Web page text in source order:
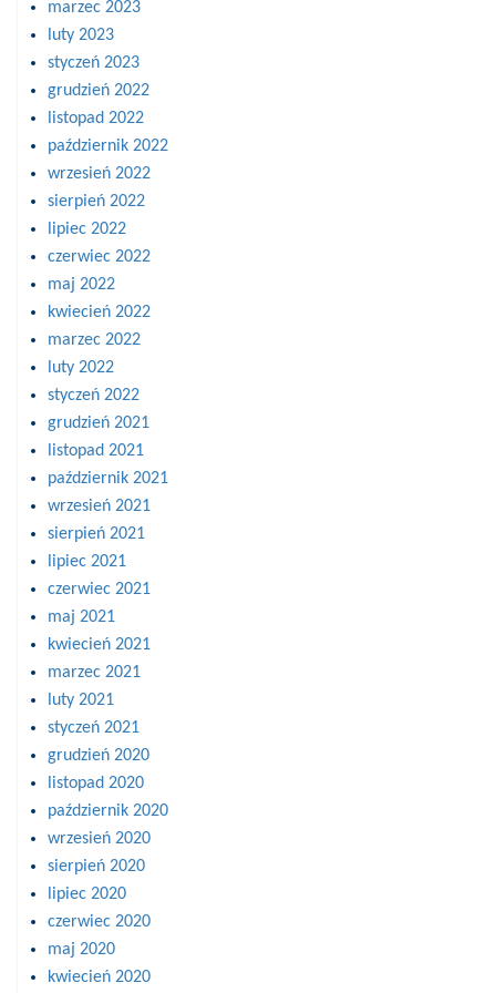
marzec 2023
luty 2023
styczeń 2023
grudzień 2022
listopad 2022
październik 2022
wrzesień 2022
sierpień 2022
lipiec 2022
czerwiec 2022
maj 2022
kwiecień 2022
marzec 2022
luty 2022
styczeń 2022
grudzień 2021
listopad 2021
październik 2021
wrzesień 2021
sierpień 2021
lipiec 2021
czerwiec 2021
maj 2021
kwiecień 2021
marzec 2021
luty 2021
styczeń 2021
grudzień 2020
listopad 2020
październik 2020
wrzesień 2020
sierpień 2020
lipiec 2020
czerwiec 2020
maj 2020
kwiecień 2020